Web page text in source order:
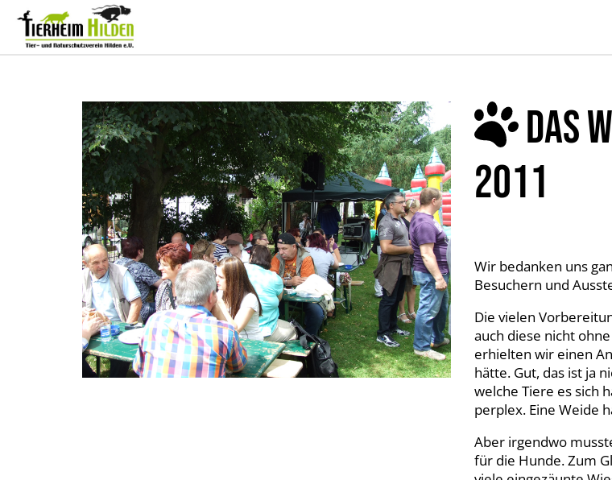
DAS
2011
Wir bedanken uns
Besuchern und
Die vielen
auch diese nicht
erhielten wir einen
hätte. Gut, das ist ja
welche Tiere es sich
perplex. Eine Weide
Aber irgendwo
für die Hunde. Zum